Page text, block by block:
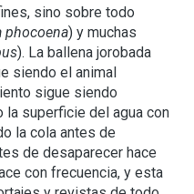
sino sobre todo
phocoena) y muchas
). La ballena jorobada
siendo el animal
sigue siendo
la superficie del agua con
la cola antes de
de desaparecer hace
con frecuencia, y esta